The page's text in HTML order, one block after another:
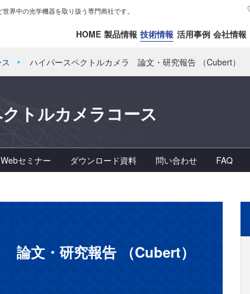
界中の光学機器を取り扱う専門商社です。
HOME 製品情報 技術情報 活用事例 会社情報
ハイパースペクトルカメラ 論文・研究報告 （Cubert）
トルカメラコース
Webセミナー ダウンロード資料 問い合わせ FAQ
文・研究報告 （Cubert）